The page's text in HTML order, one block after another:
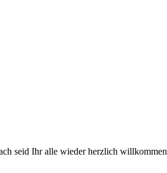
seid Ihr alle wieder herzlich willkommen